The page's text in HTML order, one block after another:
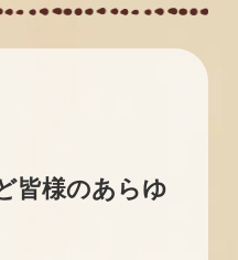
皆様のあらゆ